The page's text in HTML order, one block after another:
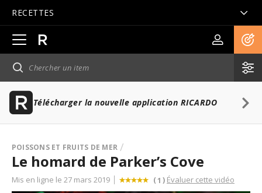
RECETTES
Ouvrir
la
navigation
principale
Télécharger la nouvelle application RICARDO
POISSONS ET FRUITS DE MER
Le homard de Parker’s Cove
Mis en ligne le 27 mars 2019 (1 ) Évaluer cette vidéo